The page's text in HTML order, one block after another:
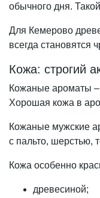
обычного дня.
Для Кемерово
всегда становятся
Кожа: строгий
Кожаные ароматы –
Хорошая кожа в
Кожаные мужские
с пальто, шерстью,
Кожа особенно
древесиной;